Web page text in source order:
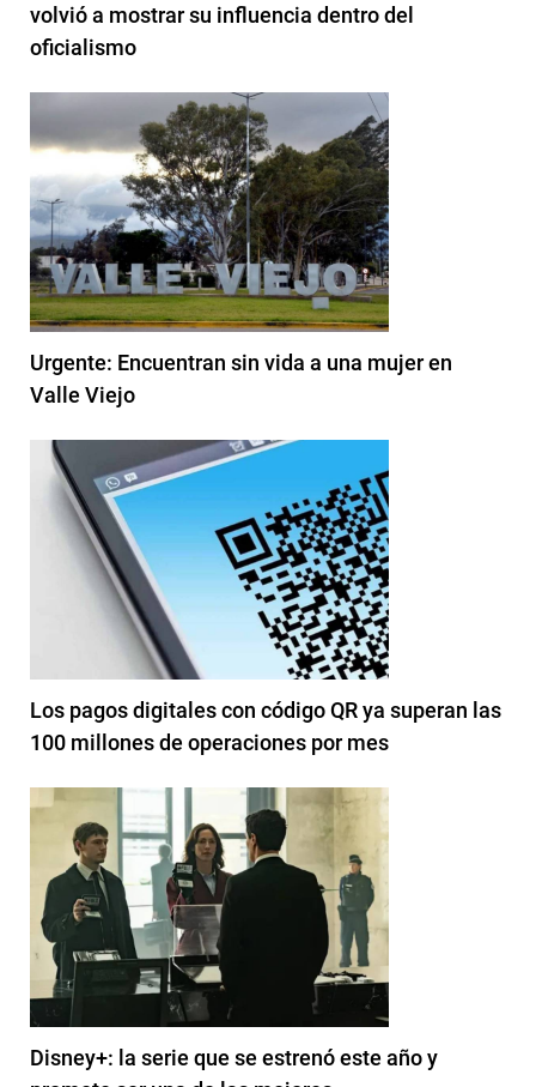
volvió a mostrar su influencia dentro del
oficialismo
Urgente: Encuentran sin vida a una mujer en
Valle Viejo
Los pagos digitales con código QR ya superan las
100 millones de operaciones por mes
Disney+: la serie que se estrenó este año y